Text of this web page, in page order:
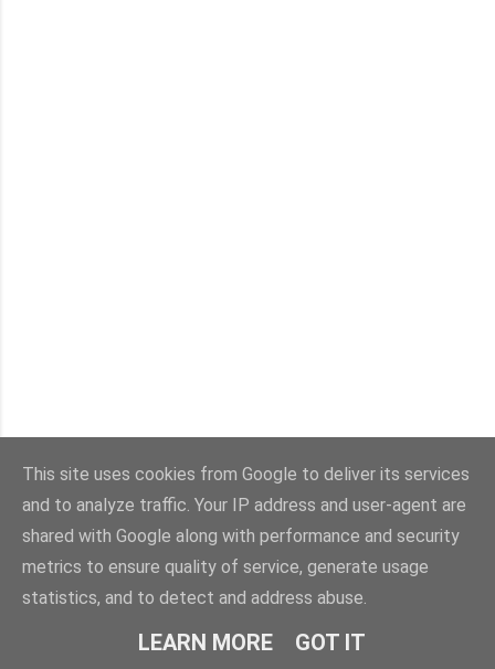
This site uses cookies from Google to deliver its services
and to analyze traffic. Your IP address and user-agent are
shared with Google along with performance and security
metrics to ensure quality of service, generate usage
statistics, and to detect and address abuse.
LEARN MORE GOT IT